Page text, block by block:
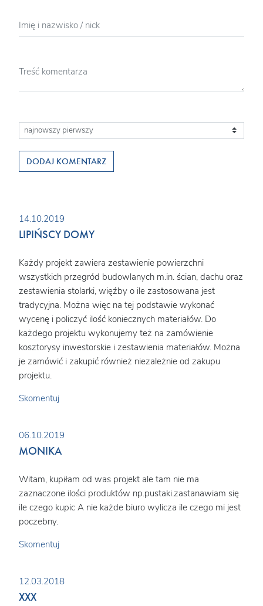
DODAJ KOMENTARZ
14.10.2019
LIPIŃSCY DOMY
Każdy projekt zawiera zestawienie powierzchni
wszystkich przegród budowlanych m.in. ścian, dachu oraz
zestawienia stolarki, więźby o ile zastosowana jest
tradycyjna. Można więc na tej podstawie wykonać
wycenę i policzyć ilość koniecznych materiałów. Do
każdego projektu wykonujemy też na zamówienie
kosztorysy inwestorskie i zestawienia materiałów. Można
je zamówić i zakupić również niezależnie od zakupu
projektu.
Skomentuj
06.10.2019
MONIKA
Witam, kupiłam od was projekt ale tam nie ma
zaznaczone ilości produktów np.pustaki.zastanawiam się
ile czego kupic A nie każde biuro wylicza ile czego mi jest
poczebny.
Skomentuj
12.03.2018
XXX